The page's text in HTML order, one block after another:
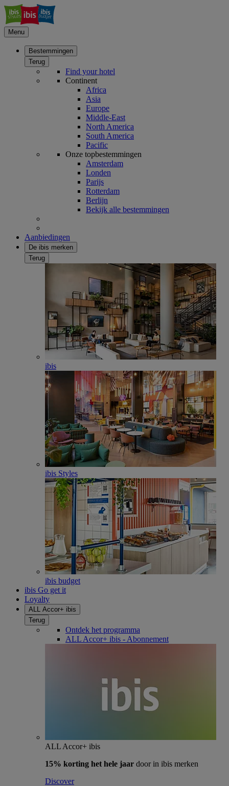
Menu
Bestemmingen
Terug
Find your hotel
Continent
Africa
Asia
Europe
Middle-East
North America
South America
Pacific
Onze topbestemmingen
Amsterdam
Londen
Parijs
Rotterdam
Berlijn
Bekijk alle bestemmingen
Aanbiedingen
De ibis merken
Terug
ibis
ibis Styles
ibis budget
ibis Go get it
Loyalty
ALL Accor+ ibis
Terug
Ontdek het programma
ALL Accor+ ibis - Abonnement
ALL Accor+ ibis
15% korting het hele jaar door in ibis merken
Discover